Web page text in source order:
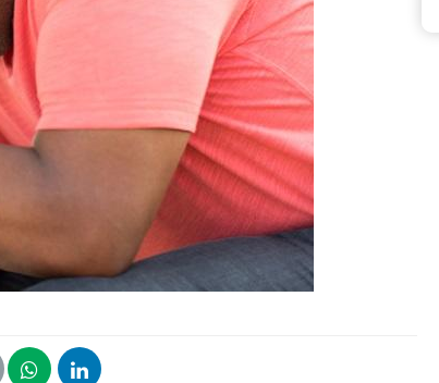
est-il trop
simplement
?
enfants :
à
Comment éviter une otite
pendant les vacances ?
Hantavirus : un cas
détecté chez un touriste
en France